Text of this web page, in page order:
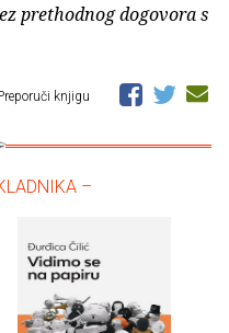
prethodnog dogovora s
knjigu
–